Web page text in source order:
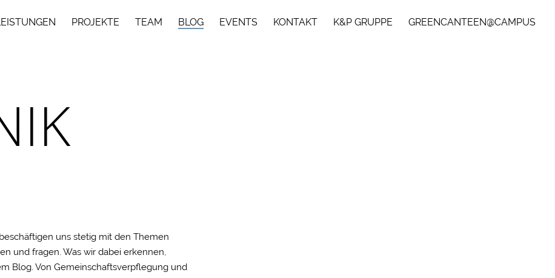
PROJEKTE TEAM BLOG EVENTS KONTAKT K&P GRUPPE GREENCANTEEN@CAMPUS
uns stetig mit den Themen
und fragen. Was wir dabei erkennen,
Blog. Von Gemeinschaftsverpflegung und